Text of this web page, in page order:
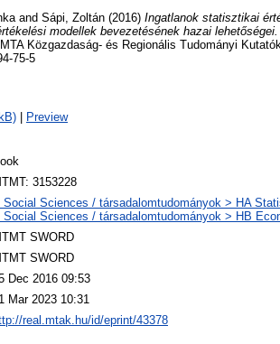
and Sápi, Zoltán (2016) Ingatlanok statisztikai
modellek bevezetésének hazai lehetőségei.
Közgazdaság- és Regionális Tudományi
75-5
Preview
3153228
Social Sciences / társadalomtudományok > HA
Social Sciences / társadalomtudományok > HB
SWORD
SWORD
Dec 2016 09:53
Mar 2023 10:31
real.mtak.hu/id/eprint/43378